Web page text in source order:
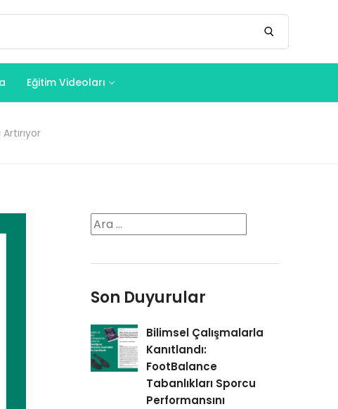
Eğitim Videoları
Son Duyurular
Bilimsel Çalışmalarla
Kanıtlandı:
FootBalance
Tabanlıkları Sporcu
Performansını